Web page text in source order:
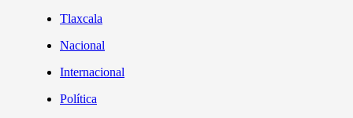
Tlaxcala
Nacional
Internacional
Política